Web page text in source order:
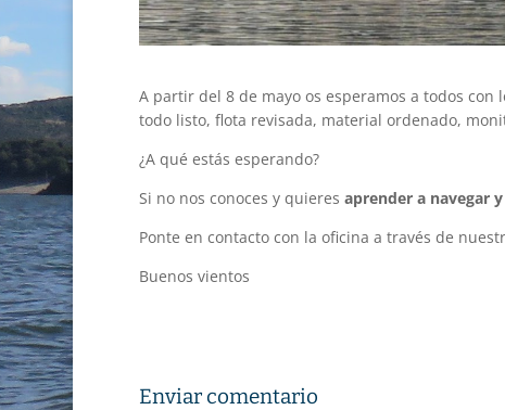
A partir del 8 de mayo os esperamos a todos con
todo listo, flota revisada, material ordenado,
¿A qué estás esperando?
Si no nos conoces y quieres aprender a navegar
Ponte en contacto con la oficina a través de
Buenos vientos
Enviar comentario